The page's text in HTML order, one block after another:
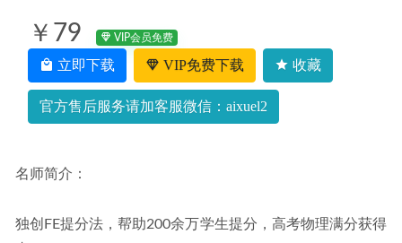
￥79 VIP会员免费
立即下载 VIP免费下载 收藏
官方售后服务请加客服微信：aixuel2
名师简介：
独创FE提分法，帮助200余万学生提分，高考物理满分获得